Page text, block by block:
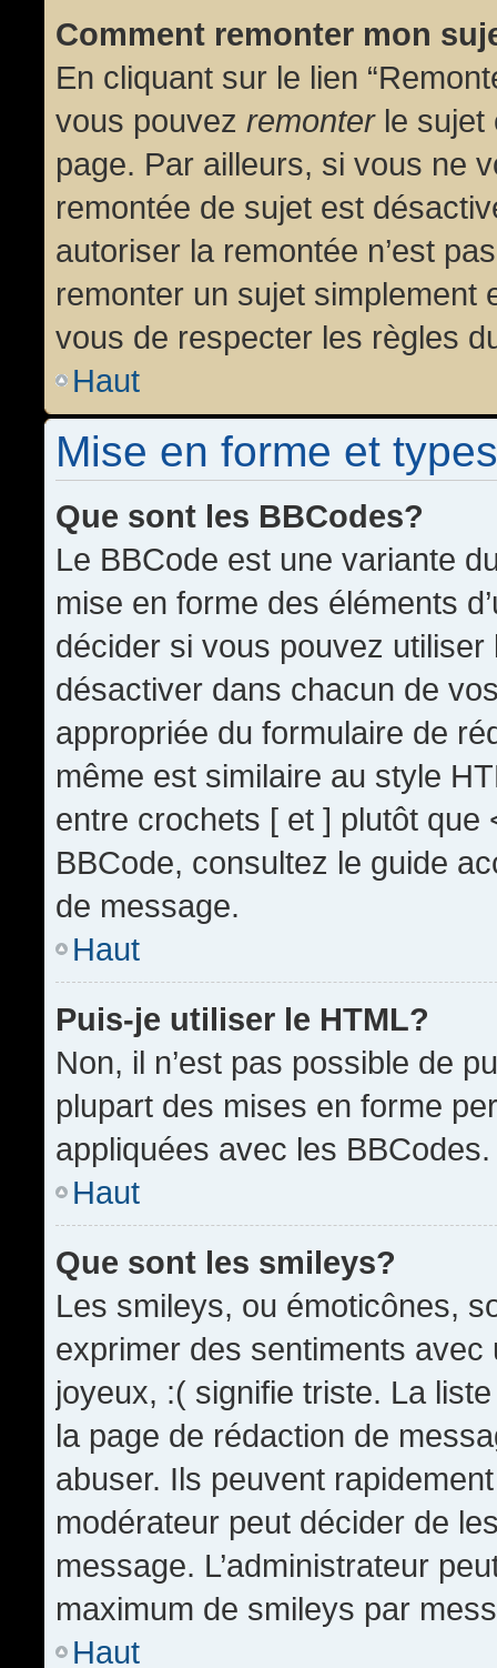
Comment remonter mon
En cliquant sur le lien
vous pouvez remonterle sujet
page. Par ailleurs, si vous ne
remontée de sujet est
autoriser la remontée n’est
remonter un sujet simplement
vous de respecter les règles
Haut
Mise en forme et
Que sont les BBCodes?
Le BBCode est une variante
mise en forme des éléments
décider si vous pouvez
désactiver dans chacun de
appropriée du formulaire de
même est similaire au style
entre crochets [ et ] plutôt que
BBCode, consultez le guide
de message.
Haut
Puis-je utiliser le HTML?
Non, il n’est pas possible de
plupart des mises en forme
appliquées avec les BBCodes.
Haut
Que sont les smileys?
Les smileys, ou émoticônes,
exprimer des sentiments
joyeux, :( signifie triste. La
la page de rédaction de
abuser. Ils peuvent
modérateur peut décider de
message. L’administrateur
maximum de smileys par
Haut